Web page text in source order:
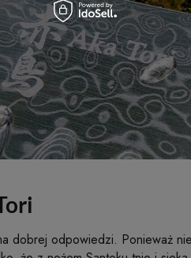
odpowiedzi. Ponieważ